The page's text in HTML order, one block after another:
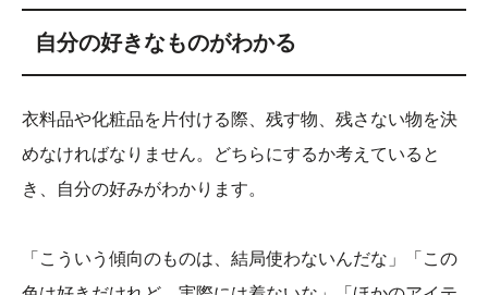
自分の好きなものがわかる
衣料品や化粧品を片付ける際、残す物、残さない物を決
めなければなりません。どちらにするか考えていると
き、自分の好みがわかります。
「こういう傾向のものは、結局使わないんだな」「この